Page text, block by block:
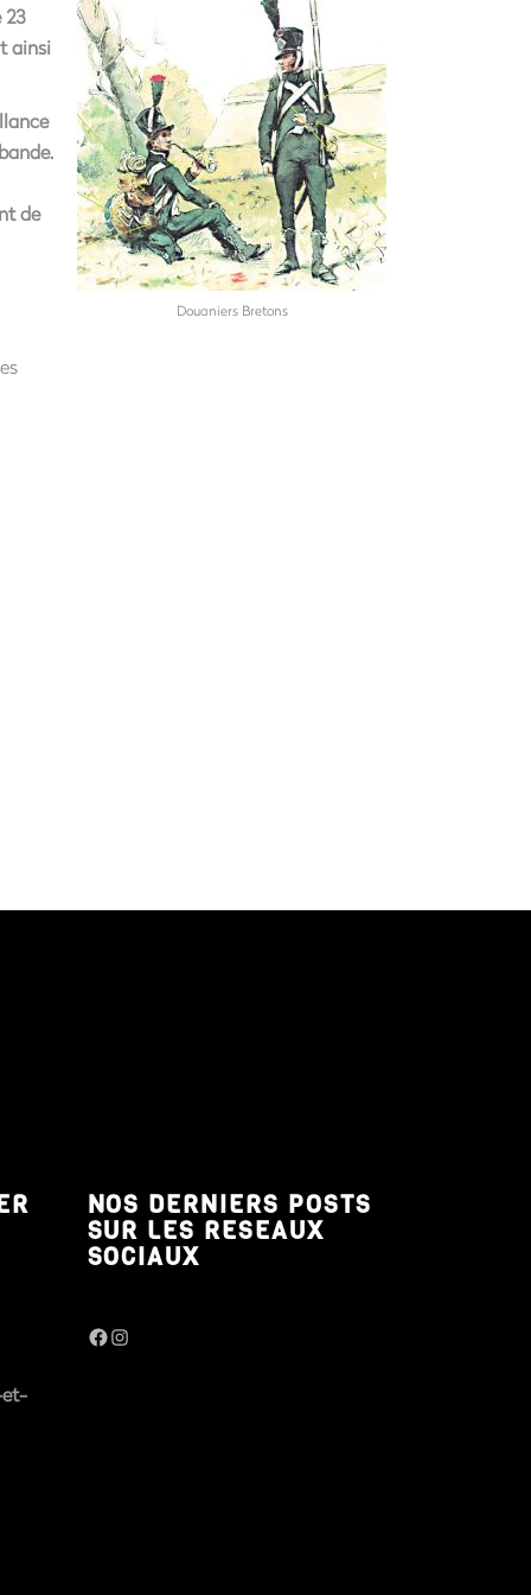
Douaniers Bretons
23
ainsi
de
NOS DERNIERS POSTS
SUR LES RESEAUX
SOCIAUX
Facebook
Instagram